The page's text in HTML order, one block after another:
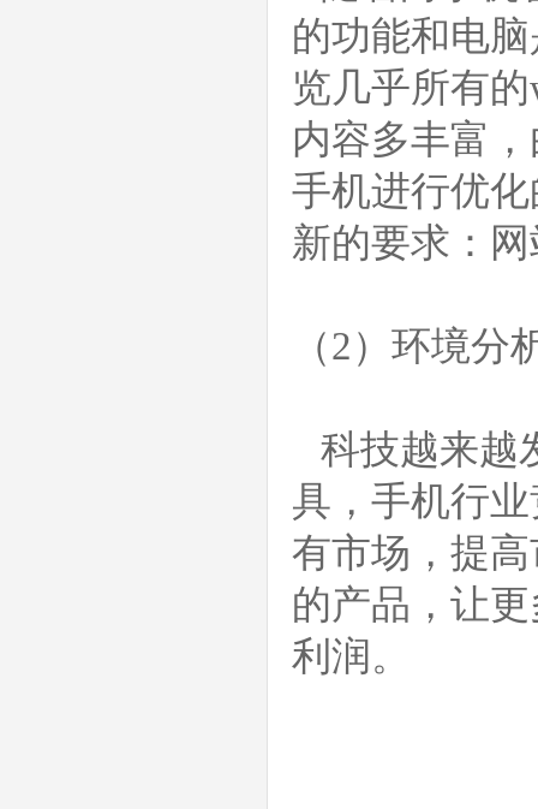
的功能和电
览几乎所有
内容多丰富
手机进行优
新的要求：
（2）环境分
科技越来越
具，手机行
有市场，提
的产品，让
利润。